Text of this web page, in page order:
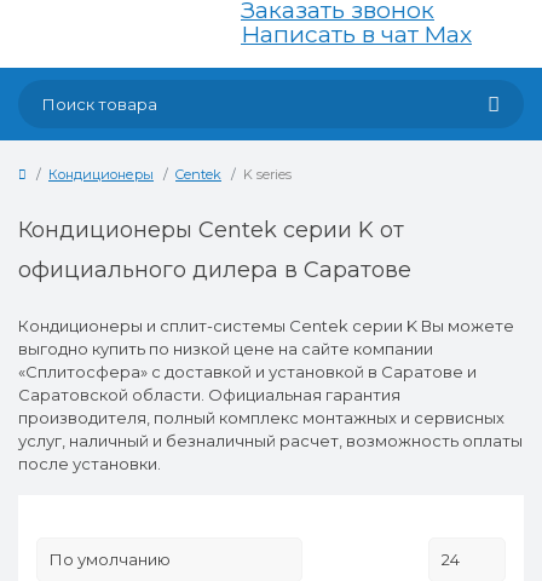
Заказать звонок
Написать в чат Max
Кондиционеры Centek K series
Кондиционеры Centek серии K от
официального дилера в Саратове
Кондиционеры и сплит-системы Centek серии K Вы можете
выгодно купить по низкой цене на сайте компании
«Сплитосфера» с доставкой и установкой в Саратове и
Саратовской области. Официальная гарантия
производителя, полный комплекс монтажных и сервисных
услуг, наличный и безналичный расчет, возможность оплаты
после установки.